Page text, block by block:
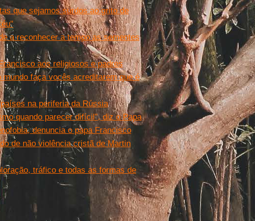
que sejamos surdos ao grito de
a reconhecer a tempo as sementes
aos religiosos e padres
faça vocês acreditarem que é
na periferia da Rússia
quando parecer difícil”, diz o Papa
denuncia o papa Francisco
de não violência cristã de Martin
tráfico e todas as formas de